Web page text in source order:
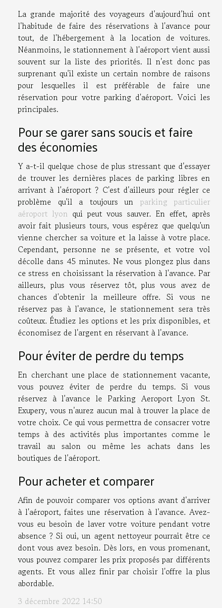
La grande majorité des voyageurs d'aujourd'hui ont
l'habitude de faire des réservations à l'avance pour
tout, de l'hébergement à la location de voitures.
Néanmoins, le stationnement à l'aéroport vient aussi
souvent sur la liste des priorités. Il n'est donc pas
surprenant qu'il existe un certain nombre de raisons
pour lesquelles il est préférable de faire une
réservation pour votre parking d'aéroport. Voici les
principales.
Pour se garer sans soucis et faire
des économies
Y a-t-il quelque chose de plus stressant que d'essayer
de trouver les dernières places de parking libres en
arrivant à l'aéroport ? C'est d'ailleurs pour régler ce
problème qu'il a toujours un parking particulier
aéroport lyon qui peut vous sauver. En effet, après
avoir fait plusieurs tours, vous espérez que quelqu'un
vienne chercher sa voiture et la laisse à votre place.
Cependant, personne ne se présente, et votre vol
décolle dans 45 minutes. Ne vous plongez plus dans
ce stress en choisissant la réservation à l'avance. Par
ailleurs, plus vous réservez tôt, plus vous avez de
chances d'obtenir la meilleure offre. Si vous ne
réservez pas à l'avance, le stationnement sera très
coûteux. Étudiez les options et les prix disponibles, et
économisez de l'argent en réservant à l'avance.
Pour éviter de perdre du temps
En cherchant une place de stationnement vacante,
vous pouvez éviter de perdre du temps. Si vous
réservez à l'avance le Parking Aeroport Lyon St.
Exupery, vous n'aurez aucun mal à trouver la place de
votre choix. Ce qui vous permettra de consacrer votre
temps à des activités plus importantes comme le
travail au salon ou même les achats dans les
boutiques de l'aéroport.
Pour acheter et comparer
Afin de pouvoir comparer vos options avant d'arriver
à l'aéroport, faites une réservation à l'avance. Avez-
vous eu besoin de laver votre voiture pendant votre
absence ? Si oui, un agent nettoyeur pourrait être ce
dont vous avez besoin. Dès lors, en vous promenant,
vous pouvez comparer les prix proposés par différents
agents. Et vous allez finir par choisir l'offre la plus
abordable.
3 décembre 2022 14:50